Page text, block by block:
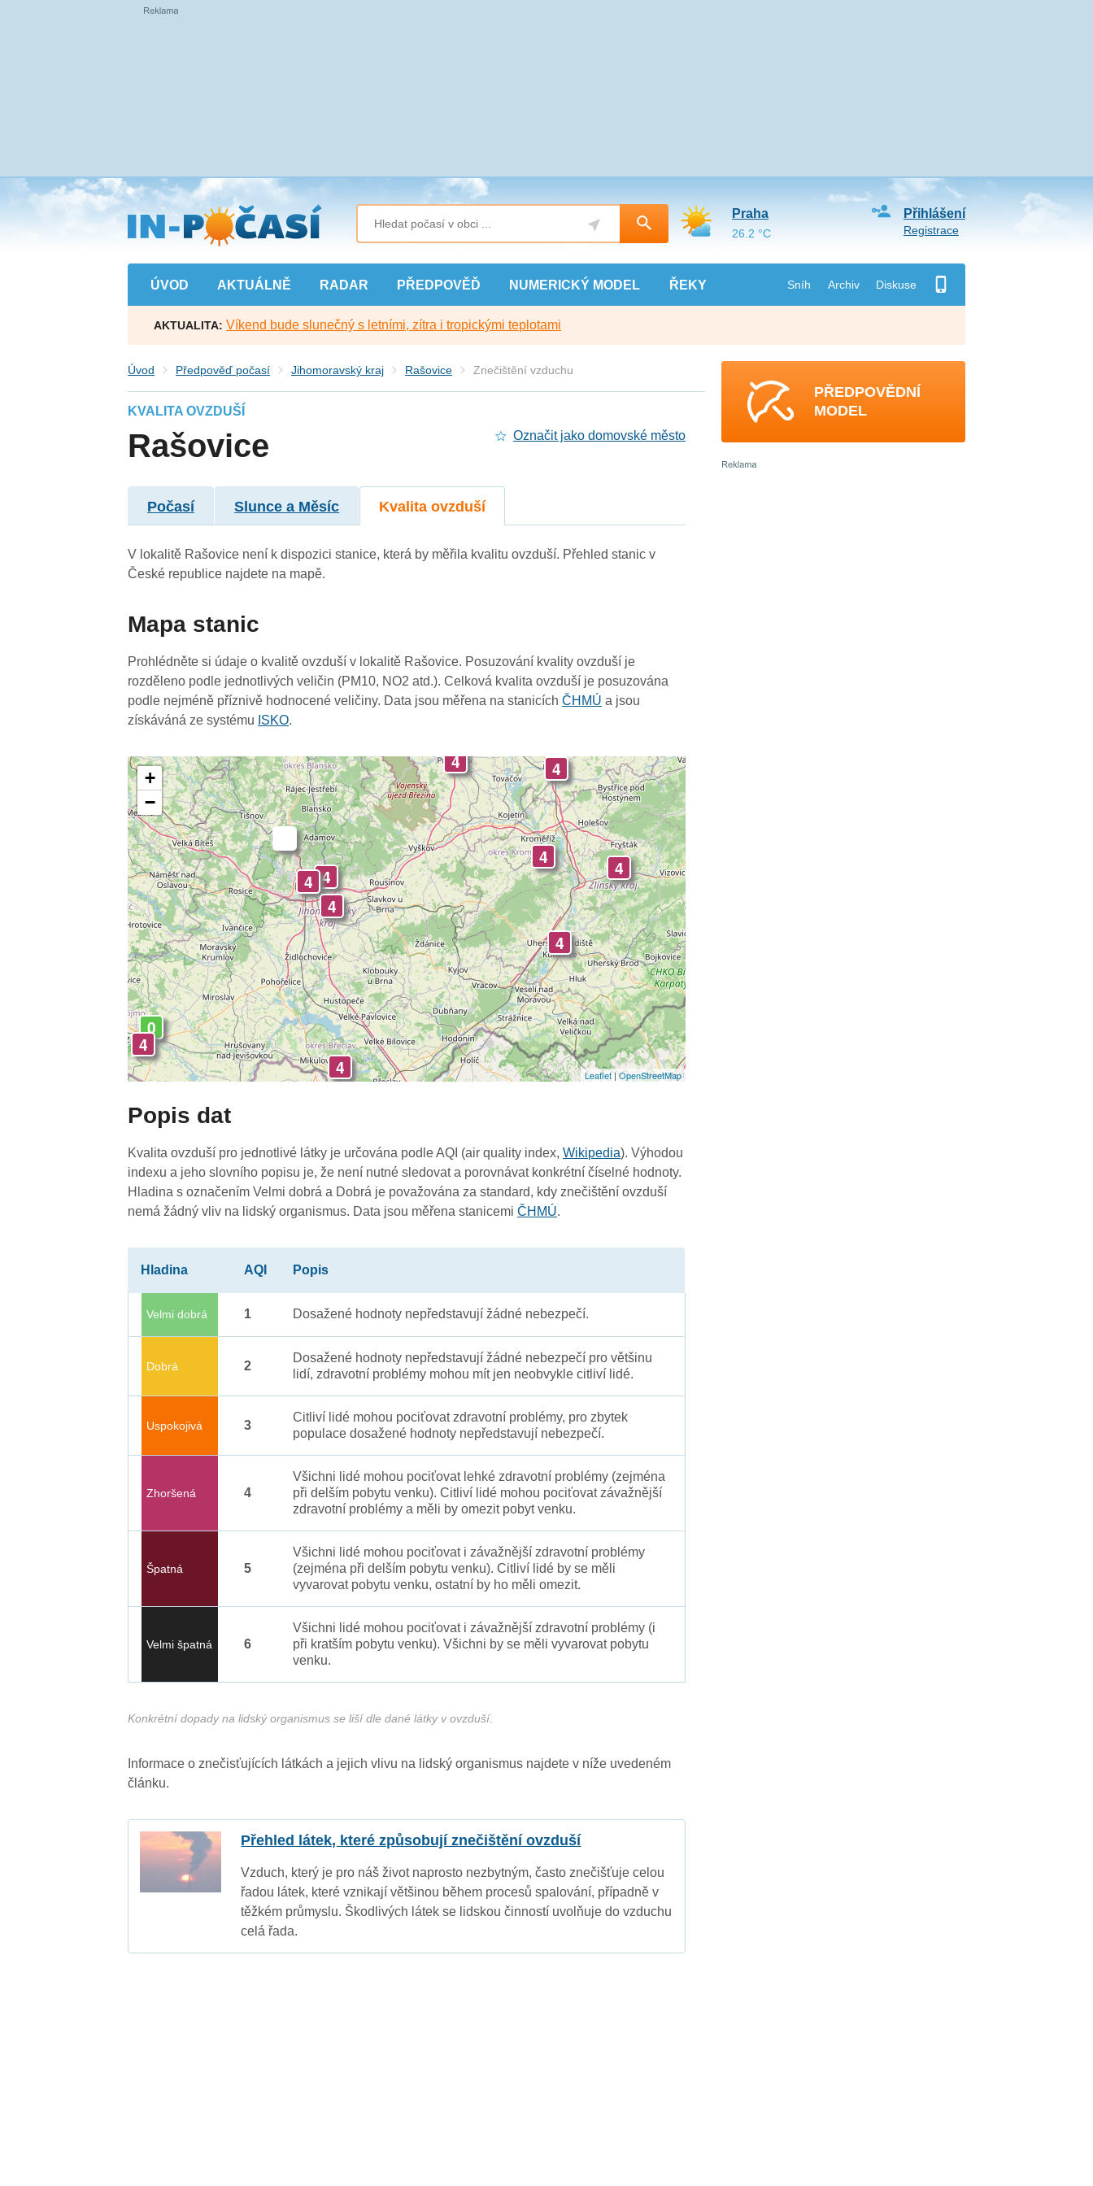
Přejít
na
hlavní
obsah
ÚVOD AKTUÁLNĚ RADAR PŘEDPOVĚĎ NUMERICKÝ MODEL ŘEKY Sníh Archiv Diskuse
Přihlášení
Registrace
Praha
26.2 °C
AKTUALITA: Víkend bude slunečný s letními, zítra i tropickými teplotami
Úvod Předpověď počasí Jihomoravský kraj Rašovice Znečištění vzduchu
KVALITA OVZDUŠÍ
Rašovice Označit jako domovské město
Počasí Slunce a Měsíc Kvalita ovzduší
V lokalitě Rašovice není k dispozici stanice, která by měřila kvalitu ovzduší. Přehled stanic v
České republice najdete na mapě.
Mapa stanic
Prohlédněte si údaje o kvalitě ovzduší v lokalitě Rašovice. Posuzování kvality ovzduší je
rozděleno podle jednotlivých veličin (PM10, NO2 atd.). Celková kvalita ovzduší je posuzována
podle nejméně příznivě hodnocené veličiny. Data jsou měřena na stanicíchČHMÚ a jsou
získáváná ze systému ISKO.
4
4
4
4
4
4 4
3
4
0
4
4
4
+
−
Leaflet|OpenStreetMap
Popis dat
Kvalita ovzduší pro jednotlivé látky je určována podle AQI (air quality index,Wikipedia). Výhodou
indexu a jeho slovního popisu je, že není nutné sledovat a porovnávat konkrétní číselné hodnoty.
Hladina s označením Velmi dobrá a Dobrá je považována za standard, kdy znečištění ovzduší
nemá žádný vliv na lidský organismus. Data jsou měřena stanicemiČHMÚ.
Hladina AQI Popis
Velmi dobrá 1 Dosažené hodnoty nepředstavují žádné nebezpečí.
Dobrá 2
Dosažené hodnoty nepředstavují žádné nebezpečí pro většinu
lidí, zdravotní problémy mohou mít jen neobvykle citliví lidé.
Uspokojivá 3
Citliví lidé mohou pociťovat zdravotní problémy, pro zbytek
populace dosažené hodnoty nepředstavují nebezpečí.
Zhoršená 4
Všichni lidé mohou pociťovat lehké zdravotní problémy (zejména
při delším pobytu venku). Citliví lidé mohou pociťovat závažnější
zdravotní problémy a měli by omezit pobyt venku.
Špatná 5
Všichni lidé mohou pociťovat i závažnější zdravotní problémy
(zejména při delším pobytu venku). Citliví lidé by se měli
vyvarovat pobytu venku, ostatní by ho měli omezit.
Velmi špatná 6
Všichni lidé mohou pociťovat i závažnější zdravotní problémy (i
při kratším pobytu venku). Všichni by se měli vyvarovat pobytu
venku.
Konkrétní dopady na lidský organismus se liší dle dané látky v ovzduší.
Informace o znečisťujících látkách a jejich vlivu na lidský organismus najdete v níže uvedeném
článku.
Přehled látek, které způsobují znečištění ovzduší
Vzduch, který je pro náš život naprosto nezbytným, často znečišťuje celou
řadou látek, které vznikají většinou během procesů spalování, případně v
těžkém průmyslu. Škodlivých látek se lidskou činností uvolňuje do vzduchu
celá řada.
PŘEDPOVĚDNÍ
MODEL